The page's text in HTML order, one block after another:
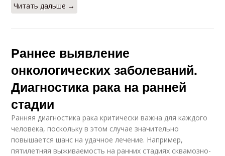
Читать дальше →
Раннее выявление
онкологических заболеваний.
Диагностика рака на ранней
стадии
Ранняя диагностика рака критически важна для каждого
человека, поскольку в этом случае значительно
повышается шанс на удачное лечение. Например,
пятилетняя выживаемость на ранних стадиях сквамозно-